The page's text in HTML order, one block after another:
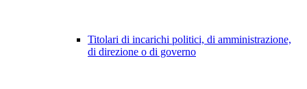
Titolari di incarichi politici, di amministrazione,
di direzione o di governo